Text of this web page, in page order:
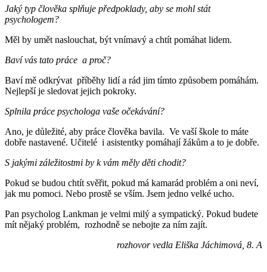
Jaký typ člověka splňuje předpoklady, aby se mohl stát
psychologem?
Měl by umět naslouchat, být vnímavý a chtít pomáhat lidem.
Baví vás tato práce a proč?
Baví mě odkrývat příběhy lidí a rád jim tímto způsobem pomáhám.
Nejlepší je sledovat jejich pokroky.
Splnila práce psychologa vaše očekávání?
Ano, je důležité, aby práce člověka bavila. Ve vaší škole to máte
dobře nastavené. Učitelé i asistentky pomáhají žákům a to je dobře.
S jakými záležitostmi by k vám měly děti chodit?
Pokud se budou chtít svěřit, pokud má kamarád problém a oni neví,
jak mu pomoci. Nebo prostě se vším. Jsem jedno velké ucho.
Pan psycholog Lankman je velmi milý a sympatický. Pokud budete
mít nějaký problém, rozhodně se nebojte za ním zajít.
rozhovor vedla Eliška Jáchimová, 8. A